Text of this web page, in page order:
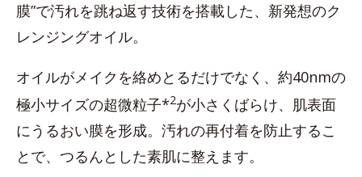
膜”で汚れを跳ね返す技術を搭載した、新発想のク
レンジングオイル。
オイルがメイクを絡めとるだけでなく、約40nmの
極小サイズの超微粒子*2が小さくばらけ、肌表面
にうるおい膜を形成。汚れの再付着を防止するこ
とで、つるんとした素肌に整えます。